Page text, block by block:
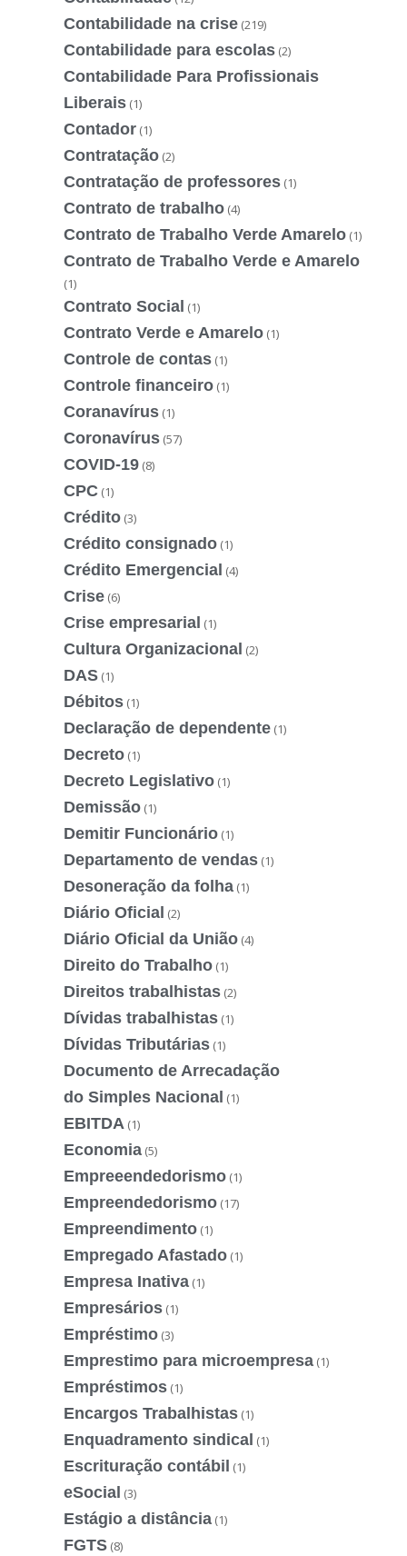
Contabilidade na crise (219)
Contabilidade para escolas (2)
Contabilidade Para Profissionais
Liberais (1)
Contador (1)
Contratação (2)
Contratação de professores (1)
Contrato de trabalho (4)
Contrato de Trabalho Verde Amarelo (1)
Contrato de Trabalho Verde e Amarelo
(1)
Contrato Social (1)
Contrato Verde e Amarelo (1)
Controle de contas (1)
Controle financeiro (1)
Coranavírus (1)
Coronavírus (57)
COVID-19 (8)
CPC (1)
Crédito (3)
Crédito consignado (1)
Crédito Emergencial (4)
Crise (6)
Crise empresarial (1)
Cultura Organizacional (2)
DAS (1)
Débitos (1)
Declaração de dependente (1)
Decreto (1)
Decreto Legislativo (1)
Demissão (1)
Demitir Funcionário (1)
Departamento de vendas (1)
Desoneração da folha (1)
Diário Oficial (2)
Diário Oficial da União (4)
Direito do Trabalho (1)
Direitos trabalhistas (2)
Dívidas trabalhistas (1)
Dívidas Tributárias (1)
Documento de Arrecadação
do Simples Nacional (1)
EBITDA (1)
Economia (5)
Empreeendedorismo (1)
Empreendedorismo (17)
Empreendimento (1)
Empregado Afastado (1)
Empresa Inativa (1)
Empresários (1)
Empréstimo (3)
Emprestimo para microempresa (1)
Empréstimos (1)
Encargos Trabalhistas (1)
Enquadramento sindical (1)
Escrituração contábil (1)
eSocial (3)
Estágio a distância (1)
FGTS (8)